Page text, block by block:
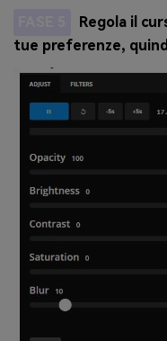
Regola il
tue preferenze,